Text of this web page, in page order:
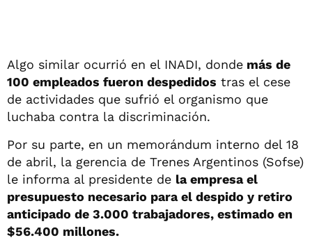
Algo similar ocurrió en el INADI, donde más de
100 empleados fueron despedidos tras el cese
de actividades que sufrió el organismo que
luchaba contra la discriminación.
Por su parte, en un memorándum interno del 18
de abril, la gerencia de Trenes Argentinos (Sofse)
le informa al presidente de la empresa el
presupuesto necesario para el despido y retiro
anticipado de 3.000 trabajadores, estimado en
$56.400 millones.